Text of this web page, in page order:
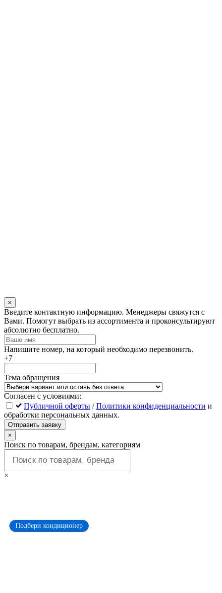
Подбери кондиционер
×
Оставьте
это
поле
пустым
Введите контактную информацию. Менеджеры свяжутся с
Вами. Помогут выбрать из ассортимента и проконсультируют
абсолютно бесплатно.
Напишите номер, на который необходимо перезвонить.
+7
Тема обращения
Согласен с условиями:
Публичной оферты /Политики конфиденциальности и
обработки персональных данных.
Отправить заявку
×
Поиск по товарам, брендам, категориям
×